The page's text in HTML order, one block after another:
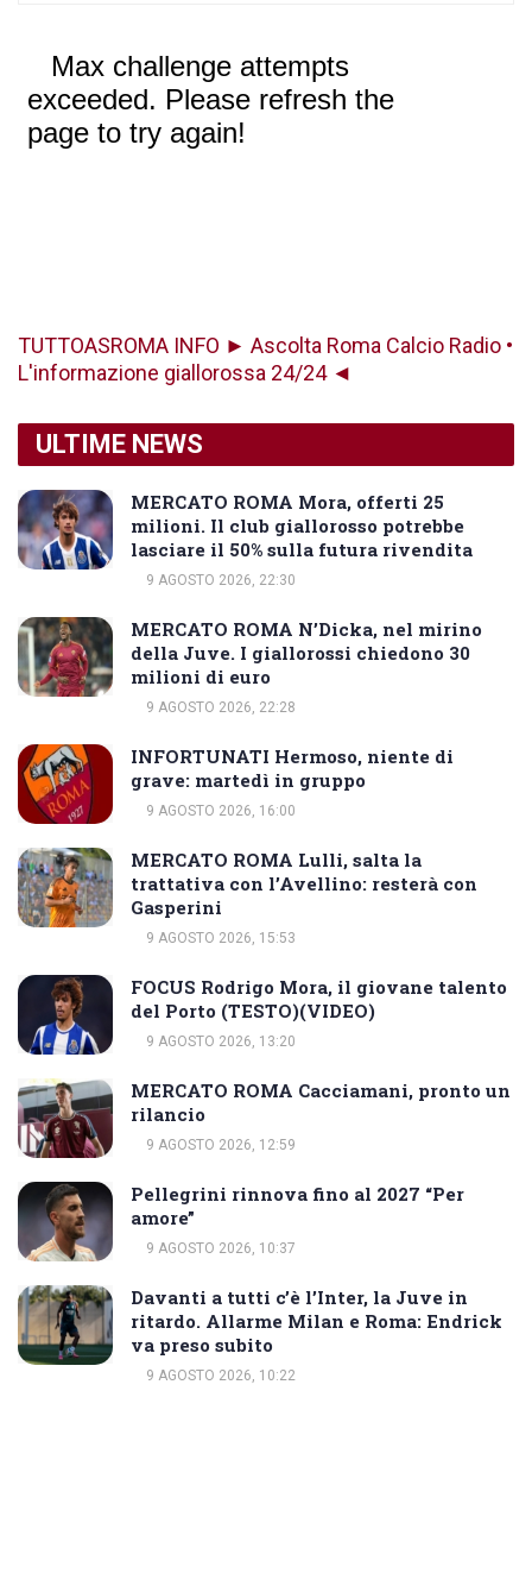
TUTTOASROMA INFO ► Ascolta Roma Calcio Radio •
L'informazione giallorossa 24/24 ◄
ULTIME NEWS
MERCATO ROMA Mora, offerti 25
milioni. Il club giallorosso potrebbe
lasciare il 50% sulla futura rivendita
9 AGOSTO 2026, 22:30
MERCATO ROMA N’Dicka, nel mirino
della Juve. I giallorossi chiedono 30
milioni di euro
9 AGOSTO 2026, 22:28
INFORTUNATI Hermoso, niente di
grave: martedì in gruppo
9 AGOSTO 2026, 16:00
MERCATO ROMA Lulli, salta la
trattativa con l’Avellino: resterà con
Gasperini
9 AGOSTO 2026, 15:53
FOCUS Rodrigo Mora, il giovane talento
del Porto (TESTO)(VIDEO)
9 AGOSTO 2026, 13:20
MERCATO ROMA Cacciamani, pronto un
rilancio
9 AGOSTO 2026, 12:59
Pellegrini rinnova fino al 2027 “Per
amore”
9 AGOSTO 2026, 10:37
Davanti a tutti c’è l’Inter, la Juve in
ritardo. Allarme Milan e Roma: Endrick
va preso subito
9 AGOSTO 2026, 10:22